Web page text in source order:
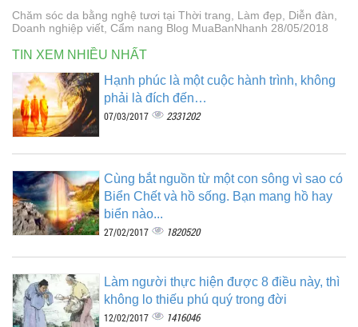
Chăm sóc da bằng nghệ tươi tại Thời trang, Làm đẹp, Diễn đàn,
Doanh nghiệp viết, Cẩm nang Blog MuaBanNhanh 28/05/2018
TIN XEM NHIỀU NHẤT
Hạnh phúc là một cuộc hành trình, không
phải là đích đến…
07/03/2017 2331202
Cùng bắt nguồn từ một con sông vì sao có
Biển Chết và hồ sống. Bạn mang hồ hay
biển nào...
27/02/2017 1820520
Làm người thực hiện được 8 điều này, thì
không lo thiếu phú quý trong đời
12/02/2017 1416046